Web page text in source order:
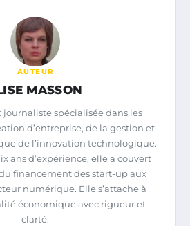
AUTEUR
MASSON
journaliste spécialisée dans les
d’entreprise, de la gestion et
de l’innovation technologique.
ans d’expérience, elle a couvert
financement des start-up aux
numérique. Elle s’attache à
économique avec rigueur et
clarté.